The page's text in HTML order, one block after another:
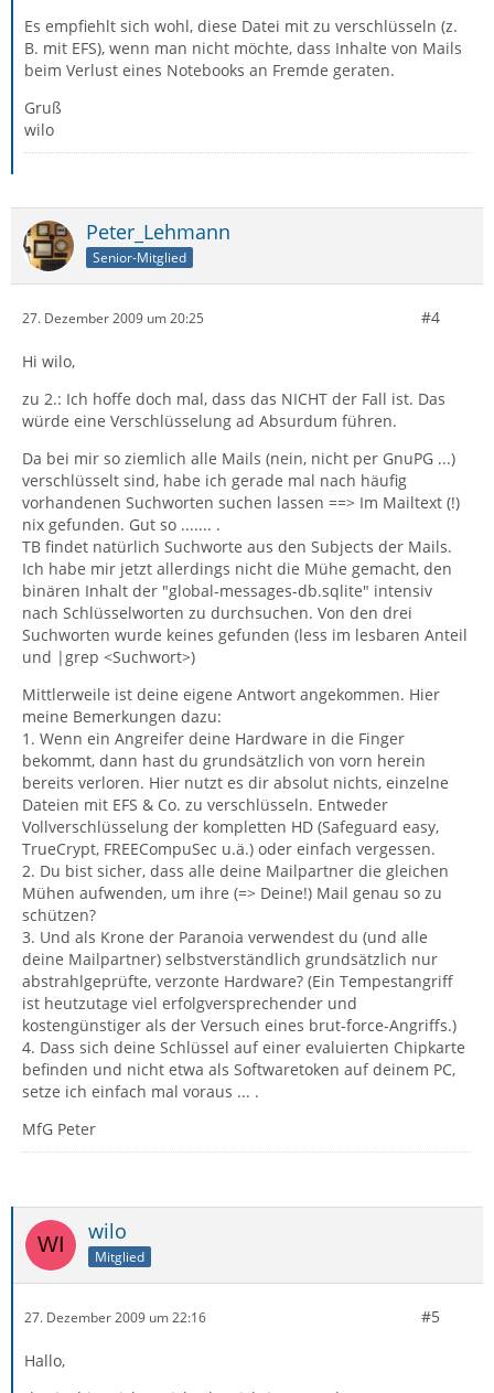
Es empfiehlt sich wohl, diese Datei mit zu verschlüsseln (z.
B. mit EFS), wenn man nicht möchte, dass Inhalte von Mails
beim Verlust eines Notebooks an Fremde geraten.
Gruß
wilo
Peter_Lehmann
Senior-Mitglied
27. Dezember 2009 um 20:25 #4
Hi wilo,
zu 2.: Ich hoffe doch mal, dass das NICHT der Fall ist. Das
würde eine Verschlüsselung ad Absurdum führen.
Da bei mir so ziemlich alle Mails (nein, nicht per GnuPG ...)
verschlüsselt sind, habe ich gerade mal nach häufig
vorhandenen Suchworten suchen lassen ==> Im Mailtext (!)
nix gefunden. Gut so ....... .
TB findet natürlich Suchworte aus den Subjects der Mails.
Ich habe mir jetzt allerdings nicht die Mühe gemacht, den
binären Inhalt der "global-messages-db.sqlite" intensiv
nach Schlüsselworten zu durchsuchen. Von den drei
Suchworten wurde keines gefunden (less im lesbaren Anteil
und |grep <Suchwort>)
Mittlerweile ist deine eigene Antwort angekommen. Hier
meine Bemerkungen dazu:
1. Wenn ein Angreifer deine Hardware in die Finger
bekommt, dann hast du grundsätzlich von vorn herein
bereits verloren. Hier nutzt es dir absolut nichts, einzelne
Dateien mit EFS & Co. zu verschlüsseln. Entweder
Vollverschlüsselung der kompletten HD (Safeguard easy,
TrueCrypt, FREECompuSec u.ä.) oder einfach vergessen.
2. Du bist sicher, dass alle deine Mailpartner die gleichen
Mühen aufwenden, um ihre (=> Deine!) Mail genau so zu
schützen?
3. Und als Krone der Paranoia verwendest du (und alle
deine Mailpartner) selbstverständlich grundsätzlich nur
abstrahlgeprüfte, verzonte Hardware? (Ein Tempestangriff
ist heutzutage viel erfolgversprechender und
kostengünstiger als der Versuch eines brut-force-Angriffs.)
4. Dass sich deine Schlüssel auf einer evaluierten Chipkarte
befinden und nicht etwa als Softwaretoken auf deinem PC,
setze ich einfach mal voraus ... .
MfG Peter
wilo
Mitglied
27. Dezember 2009 um 22:16 #5
Hallo,